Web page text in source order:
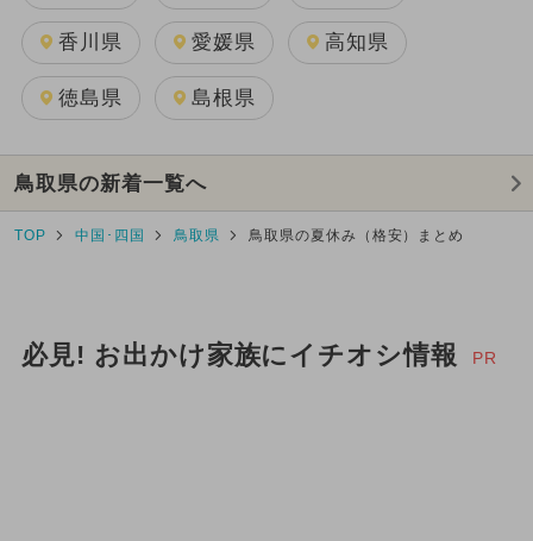
香川県 愛媛県 高知県
徳島県 島根県
鳥取県の新着一覧へ
TOP 中国･四国 鳥取県 鳥取県の夏休み（格安）まとめ
必見! お出かけ家族にイチオシ情報 PR